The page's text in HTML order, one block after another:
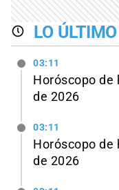
LO ÚLTIMO
03:11
Horóscopo de
de 2026
03:11
Horóscopo de
de 2026